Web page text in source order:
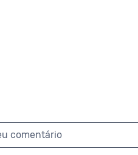
comentário